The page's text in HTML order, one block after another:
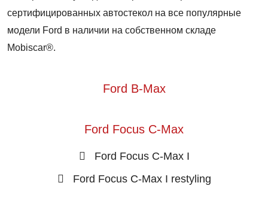
сертифицированных автостекол на все популярные
модели Ford в наличии на собственном складе
Mobiscar®.
Ford B-Max
Ford Focus C-Max
Ford Focus C-Max I
Ford Focus C-Max I restyling